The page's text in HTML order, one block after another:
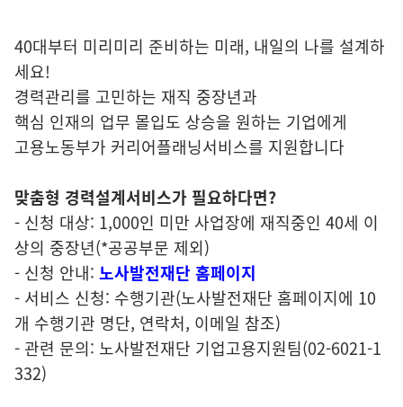
40대부터 미리미리 준비하는 미래, 내일의 나를 설계하
세요!
경력관리를 고민하는 재직 중장년과
핵심 인재의 업무 몰입도 상승을 원하는 기업에게
고용노동부가 커리어플래닝서비스를 지원합니다
맞춤형 경력설계서비스가 필요하다면?
- 신청 대상: 1,000인 미만 사업장에 재직중인 40세 이
상의 중장년(*공공부문 제외)
- 신청 안내: 노사발전재단 홈페이지
- 서비스 신청: 수행기관(노사발전재단 홈페이지에 10
개 수행기관 명단, 연락처, 이메일 참조)
- 관련 문의: 노사발전재단 기업고용지원팀(02-6021-1
332)